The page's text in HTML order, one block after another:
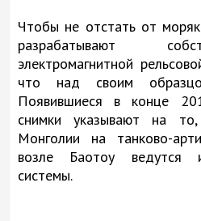
Чтобы не отстать от
разрабатывают
электромагнитной
что над своим
Появившиеся в конце
снимки указывают на
Монголии на танково-
возле Баотоу ведутся
системы.